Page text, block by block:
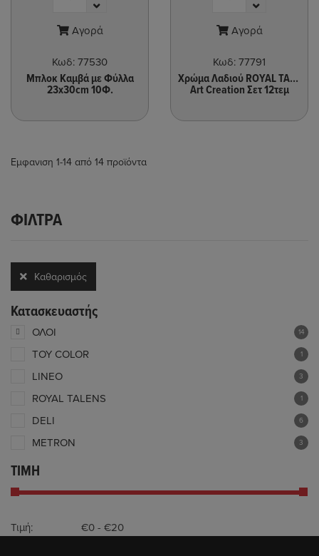
ΦΊΛΤΡΑ
Καθαρισμός
Κατασκευαστής
ΟΛΟΙ 14
TOY COLOR 1
LINEO 3
ROYAL TALENS 1
DELI 6
METRON 3
ΤΙΜΗ
Τιμή:
Αγορά
Κωδ: 77530
Μπλοκ Καμβά με Φύλλα
23x30cm 10Φ.
Αγορά
Κωδ: 77791
Χρώμα Λαδιού ROYAL TALENS
Art Creation Σετ 12τεμ
Εμφανιση 1-14 από 14 προϊόντα